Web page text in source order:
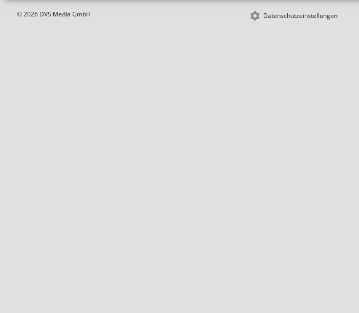
© 2026 DVS Media GmbH Datenschutzeinstellungen